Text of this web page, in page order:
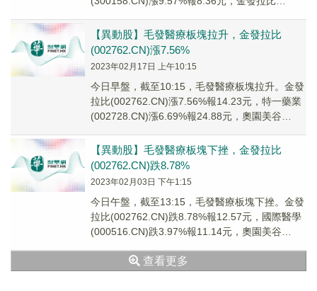
【異動股】毛發醫療板塊拉升，金發拉比
(002762.CN)漲7.56%
2023年02月17日 上午10:15
今日早盤，截至10:15，毛發醫療板塊拉升。金發
拉比(002762.CN)漲7.56%報14.23元，特一藥業
(002728.CN)漲6.69%報24.88元，奧園美谷
【異動股】毛發醫療板塊下挫，金發拉比
(002762.CN)跌8.78%
2023年02月03日 下午1:15
今日午盤，截至13:15，毛發醫療板塊下挫。金發
拉比(002762.CN)跌8.78%報12.57元，國際醫學
(000516.CN)跌3.97%報11.14元，奧園美谷
查看更多